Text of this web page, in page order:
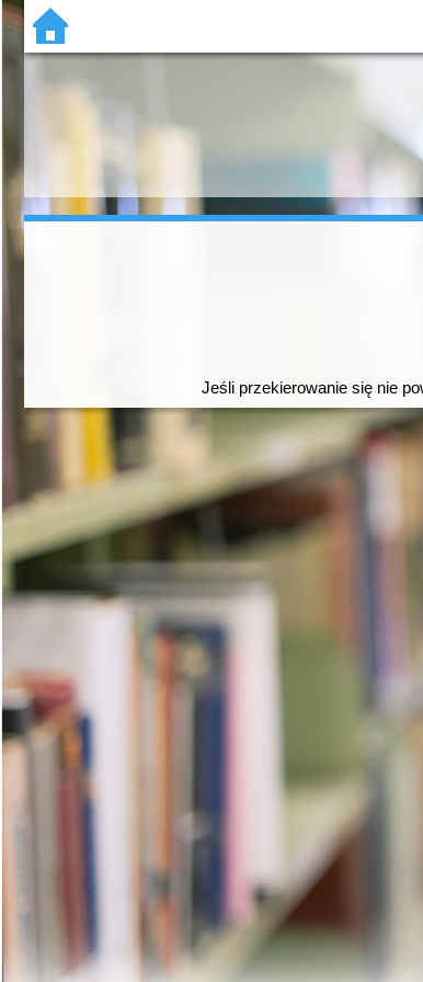
Jeśli przekierowanie się nie